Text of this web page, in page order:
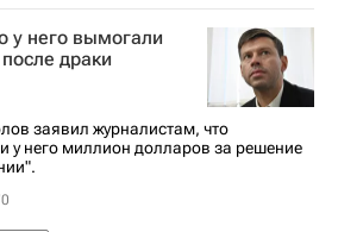
Футбол
у него вымогали
драки
заявил журналистам, что
у него миллион долларов за решение